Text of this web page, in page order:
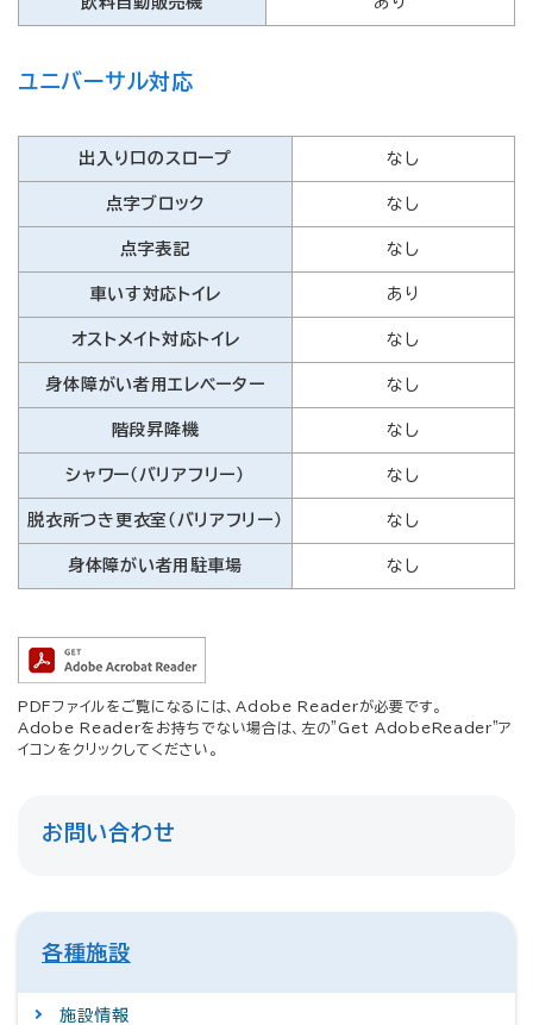
ユニバーサル対応
出入り口のスロープ なし
点字ブロック なし
点字表記 なし
車いす対応トイレ あり
オストメイト対応トイレ なし
身体障がい者用エレベーター なし
階段昇降機 なし
シャワー（バリアフリー） なし
脱衣所つき更衣室（バリアフリー） なし
身体障がい者用駐車場 なし
PDFファイルをご覧になるには、Adobe Readerが必要です。
Adobe Readerをお持ちでない場合は、左の"Get AdobeReader"ア
イコンをクリックしてください。
お問い合わせ
各種施設
施設情報